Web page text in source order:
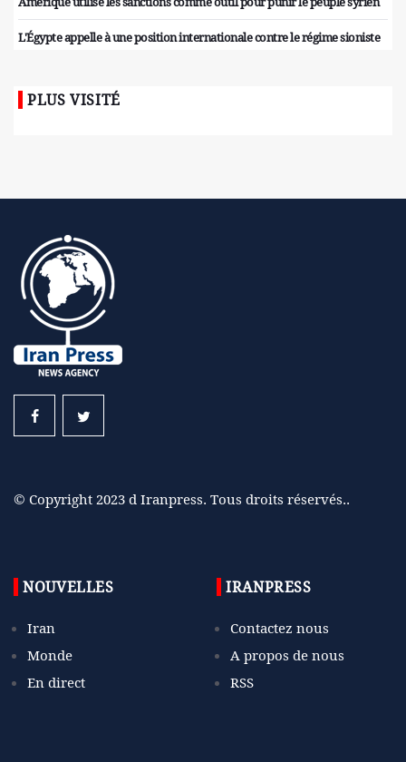
L'Égypte appelle à une position internationale contre le régime sioniste
PLUS VISITÉ
© Copyright 2023 d Iranpress. Tous droits réservés..
NOUVELLES
Iran
Monde
En direct
IRANPRESS
Contactez nous
A propos de nous
RSS